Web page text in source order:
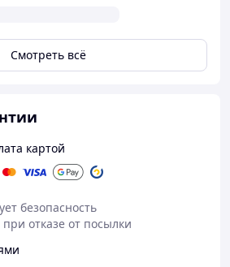
Смотреть всё
картой
безопасность
отказе от посылки